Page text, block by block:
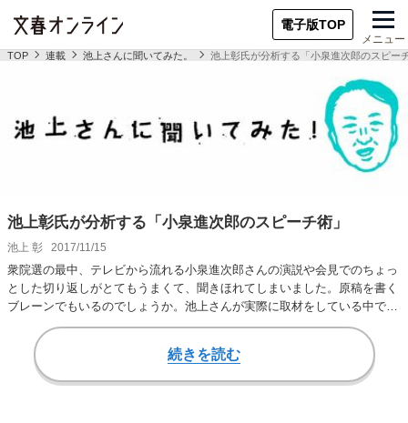
電子版TOP
メニュー
TOP 連載 池上さんに聞いてみた。 池上彰氏が分析する「小泉進次郎のスピー
池上彰氏が分析する「小泉進次郎のスピーチ術」
池上 彰 2017/11/15
衆院選の最中、テレビから流れる小泉進次郎さんの演説や会見でのちょっ
とした切り返しがとてもうまくて、聞きほれてしまいました。原稿を書く
ブレーンでもいるのでしょうか。池上さんが実際に取材をしている中で、
小泉さんの「スピ…
続きを読む